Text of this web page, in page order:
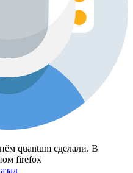
quantum сделали. В
firefox